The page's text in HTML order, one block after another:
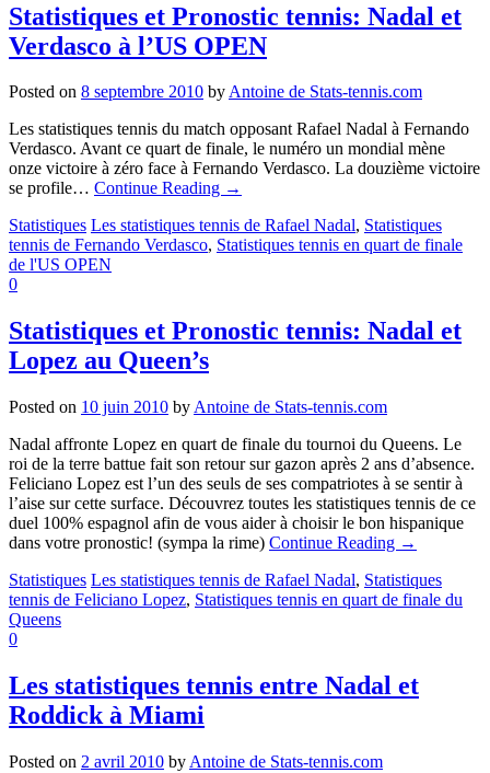
Statistiques et Pronostic tennis: Nadal et
Verdasco à l’US OPEN
Posted on 8 septembre 2010 byAntoine de Stats-tennis.com
Les statistiques tennis du match opposant Rafael Nadal à Fernando
Verdasco. Avant ce quart de finale, le numéro un mondial mène
onze victoire à zéro face à Fernando Verdasco. La douzième victoire
se profile… Continue Reading →
Statistiques Les statistiques tennis de Rafael Nadal, Statistiques
tennis de Fernando Verdasco, Statistiques tennis en quart de finale
de l'US OPEN
0
Statistiques et Pronostic tennis: Nadal et
Lopez au Queen’s
Posted on 10 juin 2010 by Antoine de Stats-tennis.com
Nadal affronte Lopez en quart de finale du tournoi du Queens. Le
roi de la terre battue fait son retour sur gazon après 2 ans d’absence.
Feliciano Lopez est l’un des seuls de ses compatriotes à se sentir à
l’aise sur cette surface. Découvrez toutes les statistiques tennis de ce
duel 100% espagnol afin de vous aider à choisir le bon hispanique
dans votre pronostic! (sympa la rime) Continue Reading →
Statistiques Les statistiques tennis de Rafael Nadal, Statistiques
tennis de Feliciano Lopez, Statistiques tennis en quart de finale du
Queens
0
Les statistiques tennis entre Nadal et
Roddick à Miami
Posted on 2 avril 2010 by Antoine de Stats-tennis.com